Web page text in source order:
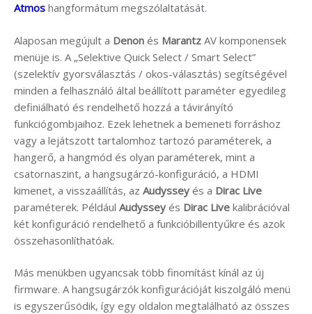
Atmos hangformátum megszólaltatását.
Alaposan megújult a Denon és Marantz AV komponensek
menüje is. A „Selektive Quick Select / Smart Select”
(szelektív gyorsválasztás / okos-választás) segítségével
minden a felhasználó által beállított paraméter egyedileg
definiálható és rendelhető hozzá a távirányító
funkciógombjaihoz. Ezek lehetnek a bemeneti forráshoz
vagy a lejátszott tartalomhoz tartozó paraméterek, a
hangerő, a hangmód és olyan paraméterek, mint a
csatornaszint, a hangsugárzó-konfiguráció, a HDMI
kimenet, a visszaállítás, az Audyssey és a Dirac Live
paraméterek. Például Audyssey és Dirac Live kalibrációval
két konfiguráció rendelhető a funkcióbillentyűkre és azok
összehasonlíthatóak.
Más menükben ugyancsak több finomítást kínál az új
firmware. A hangsugárzók konfigurációját kiszolgáló menü
is egyszerűsödik, így egy oldalon megtalálható az összes